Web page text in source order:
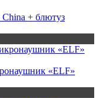
+ блютуз
«ELF»